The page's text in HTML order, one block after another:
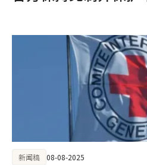
新闻稿 08-08-2025